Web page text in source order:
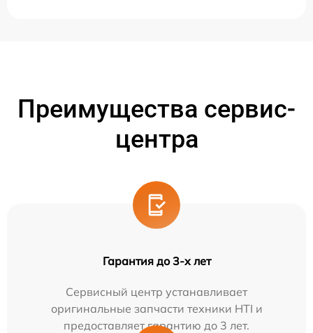
Преимущества сервис-
центра
Гарантия до 3-х лет
Сервисный центр устанавливает
оригинальные запчасти техники HTI и
предоставляет гарантию до 3 лет.